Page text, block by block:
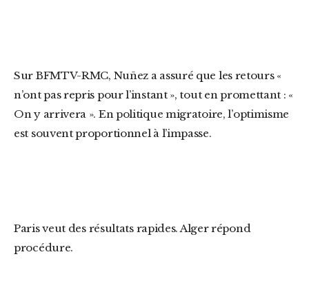
Sur BFMTV-RMC, Nuñez a assuré que les retours «
n’ont pas repris pour l’instant », tout en promettant : «
On y arrivera ». En politique migratoire, l’optimisme
est souvent proportionnel à l’impasse.
Paris veut des résultats rapides. Alger répond
procédure.